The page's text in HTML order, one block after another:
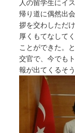
人の留学生にイ
帰り道に偶然出
拶を交わしただ
厚くもてなして
ことができた。
交官で、今でも
報が出てくるそう